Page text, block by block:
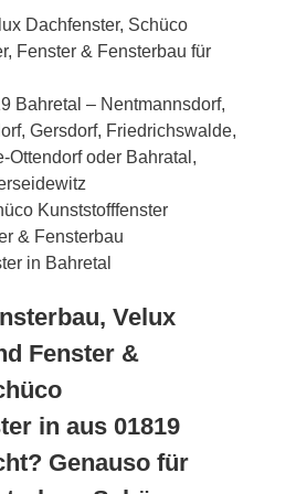
Dachfenster, Schüco
Fenster & Fensterbau für
Bahretal – Nentmannsdorf,
Gersdorf, Friedrichswalde,
Ottendorf oder Bahratal,
Kunststofffenster
& Fensterbau
in Bahretal
Velux
Fenster &
in aus 01819
Genauso für